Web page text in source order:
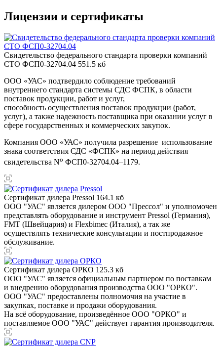
Лицензии и сертификаты
Свидетельство федерального стандарта проверки компаний
СТО ФСП0-З2704.04 551.5 кб
ООО «УАС» подтвердило соблюдение требований
внутреннего стандарта системы СДС ФСПК, в области
поставок продукции, работ и услуг,
способность осуществления поставок продукции (работ,
услуг), а также надежность поставщика при оказании услуг в
сфере государственных и коммерческих закупок.
Компания ООО «УАС» получила разрешение использование
знака соответствия СДС «ФСПК» на период действия
свидетельства Nо ФСП0-32704.04–1179.
Сертификат дилера Pressol 164.1 кб
ООО "УАС" является дилером ООО "Прессол" и уполномочен
представлять оборудование и инструмент Pressol (Германия),
FMT (Швейцария) и Flexbimec (Италия), а так же
осуществлять технические консультации и постпродажное
обслуживание.
Сертификат дилера ОРКО 125.3 кб
ООО "УАС" является официальным партнером по поставкам
и внедрению оборудования производства ООО "ОРКО".
ООО "УАС" предоставлены полномочия на участие в
закупках, поставке и продажи оборудования.
На всё оборудование, произведённое ООО "ОРКО" и
поставляемое ООО "УАС" действует гарантия производителя.